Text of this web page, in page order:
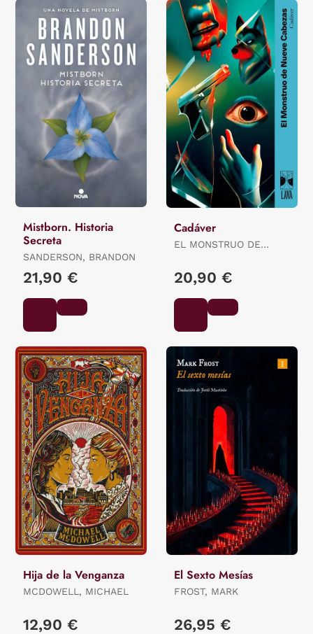
Mistborn. Historia
Secreta
SANDERSON, BRANDON
21,90 €
Cadáver
EL MONSTRUO DE
MAXIMILIANO /
ANCIRA, LOLA / RIVERO,
LUIS CARLOS / REYES,
KAREN
20,90 €
Hija de la Venganza
MCDOWELL, MICHAEL
12,90 €
El Sexto Mesías
FROST, MARK
26,95 €